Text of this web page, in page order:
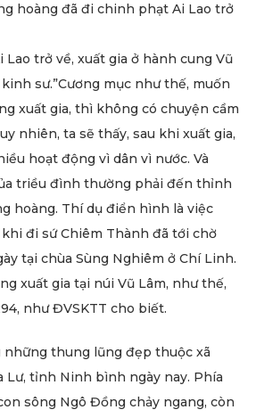
hoàng đã đi chinh phạt Ai Lao trở
Lao trở về, xuất gia ở hành cung Vũ
sư.”Cương mục như thế, muốn
xuất gia, thì không có chuyện cầm
nhiên, ta sẽ thấy, sau khi xuất gia,
hoạt động vì dân vì nước. Và
triều đình thường phải đến thỉnh
hoàng. Thí dụ điển hình là việc
đi sứ Chiêm Thành đã tới chờ
tại chùa Sùng Nghiêm ở Chí Linh.
xuất gia tại núi Vũ Lâm, như thế,
như ĐVSKTT cho biết.
những thung lũng đẹp thuộc xã
Lư, tỉnh Ninh bình ngày nay. Phía
sông Ngô Đồng chảy ngang, còn